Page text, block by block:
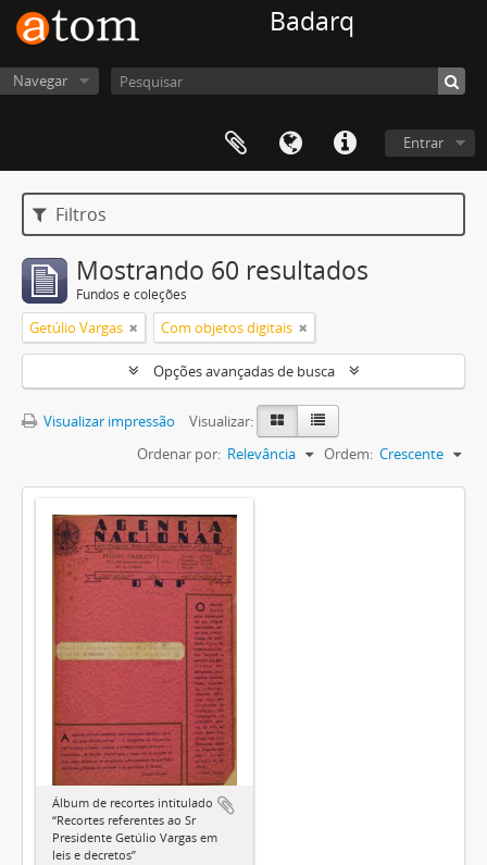
Badarq
Navegar
Entrar
Filtros
Mostrando 60 resultados
Fundos e coleções
Getúlio Vargas Com objetos digitais
Opções avançadas de busca
Visualizar impressão
Visualizar:
Ordenar por: Relevância Ordem: Crescente
Álbum de recortes intitulado
“Recortes referentes ao Sr
Presidente Getúlio Vargas em
leis e decretos”